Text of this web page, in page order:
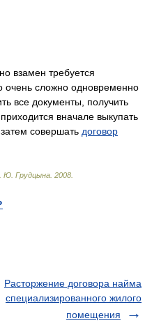
взамен требуется
очень сложно одновременно
все документы, получить
вначале выкупать
совершать договор
Ю. Грудцына 2008
Расторжение договора найма
специализированного жилого
помещения